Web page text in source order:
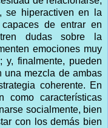
se hiperactiven en la
de entrar en
dudas sobre la
emociones muy
y, finalmente, pueden
una mezcla de ambas
coherente. En
como características
socialmente, bien
con los demás bien